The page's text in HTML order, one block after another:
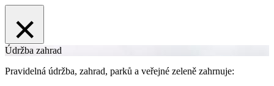
×
Údržba zahrad
Pravidelná údržba, zahrad, parků a veřejné zeleně zahrnuje: